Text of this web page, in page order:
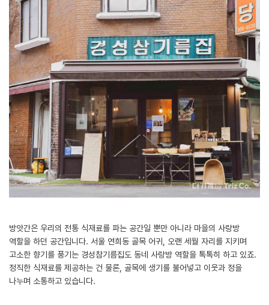
방앗간은 우리의 전통 식재료를 파는 공간일 뿐만 아니라 마을의 사랑방
역할을 하던 공간입니다. 서울 연희동 골목 어귀, 오랜 세월 자리를 지키며
고소한 향기를 풍기는 경성참기름집도 동네 사랑방 역할을 톡톡히 하고 있죠.
정직한 식재료를 제공하는 건 물론, 골목에 생기를 불어넣고 이웃과 정을
나누며 소통하고 있습니다.